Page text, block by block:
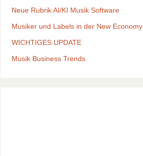
Neue Rubrik AI/KI Musik Software
Musiker und Labels in der New Economy
WICHTIGES UPDATE
Musik Business Trends